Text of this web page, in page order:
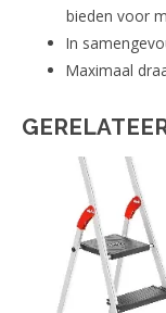
bieden voor
In
Maximaal